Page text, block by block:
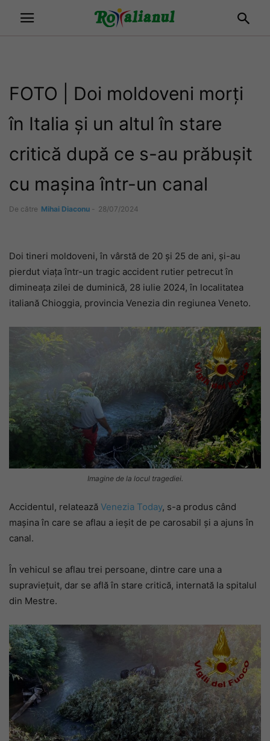
FOTO | Doi moldoveni morți
în Italia și un altul în stare
critică după ce s-au prăbușit
cu mașina într-un canal
De către Mihai Diaconu - 28/07/2024
Doi tineri moldoveni, în vârstă de 20 și 25 de ani, și-au
pierdut viața într-un tragic accident rutier petrecut în
dimineața zilei de duminică, 28 iulie 2024, în localitatea
italiană Chioggia, provincia Venezia din regiunea Veneto.
Imagine de la locul tragediei.
Accidentul, relatează Venezia Today, s-a produs când
mașina în care se aflau a ieșit de pe carosabil și a ajuns în
canal.
În vehicul se aflau trei persoane, dintre care una a
supraviețuit, dar se află în stare critică, internată la spitalul
din Mestre.